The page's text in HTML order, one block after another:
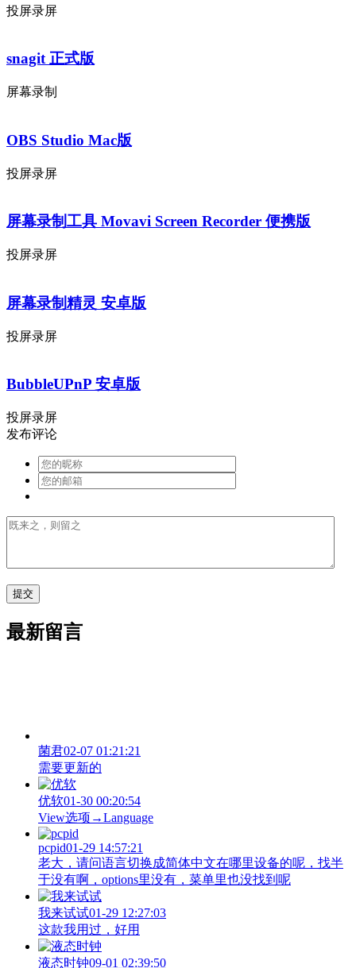
投屏录屏
snagit 正式版
屏幕录制
OBS Studio Mac版
投屏录屏
屏幕录制工具 Movavi Screen Recorder 便携版
投屏录屏
屏幕录制精灵 安卓版
投屏录屏
BubbleUPnP 安卓版
投屏录屏
发布评论
最新留言
菌君02-07 01:21:21
需要更新的
优软01-30 00:20:54
View‌选项→Language
pcpid01-29 14:57:21
老大，请问语言切换成简体中文在哪里设备的呢，找半
于没有啊，options里没有，菜单里也没找到呢
我来试试01-29 12:27:03
这款我用过，好用
液态时钟09-01 02:39:50